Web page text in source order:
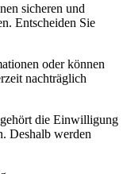
sicheren und
Entscheiden Sie
oder können
nachträglich
die Einwilligung
Deshalb werden